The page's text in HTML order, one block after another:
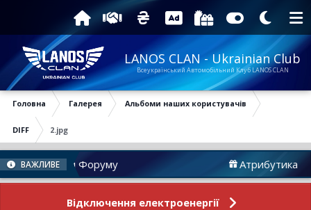
LANOS CLAN - Ukrainian Club
Всеукраїнський Автомобільний Клуб LANOS CLAN
Головна Галерея Альбоми наших користувачів
DIFF 2.jpg
ВАЖЛИВЕ
Новини Форуму Атрибутика
Відключення електроенергії